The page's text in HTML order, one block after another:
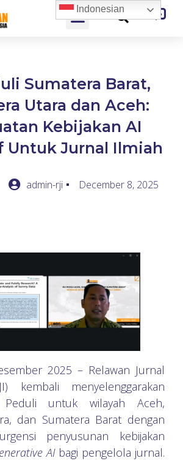
Sumatera Barat,
Utara dan Aceh:
Kebijakan AI
Untuk Jurnal Ilmiah
admin-rji December 8, 2025
2025 – Relawan Jurnal
kembali menyelenggarakan
Peduli untuk wilayah Aceh,
dan Sumatera Barat dengan
penyusunan kebijakan
AIbagi pengelola jurnal.
Indonesian